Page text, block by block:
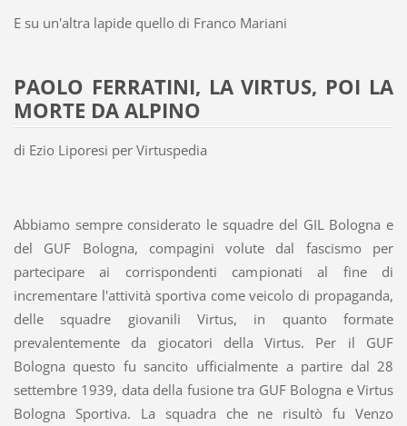
E su un'altra lapide quello di Franco Mariani
PAOLO FERRATINI, LA VIRTUS, POI LA
MORTE DA ALPINO
di Ezio Liporesi per Virtuspedia
Abbiamo sempre considerato le squadre del GIL Bologna e
del GUF Bologna, compagini volute dal fascismo per
partecipare ai corrispondenti campionati al fine di
incrementare l'attività sportiva come veicolo di propaganda,
delle squadre giovanili Virtus, in quanto formate
prevalentemente da giocatori della Virtus. Per il GUF
Bologna questo fu sancito ufficialmente a partire dal 28
settembre 1939, data della fusione tra GUF Bologna e Virtus
Bologna Sportiva. La squadra che ne risultò fu Venzo